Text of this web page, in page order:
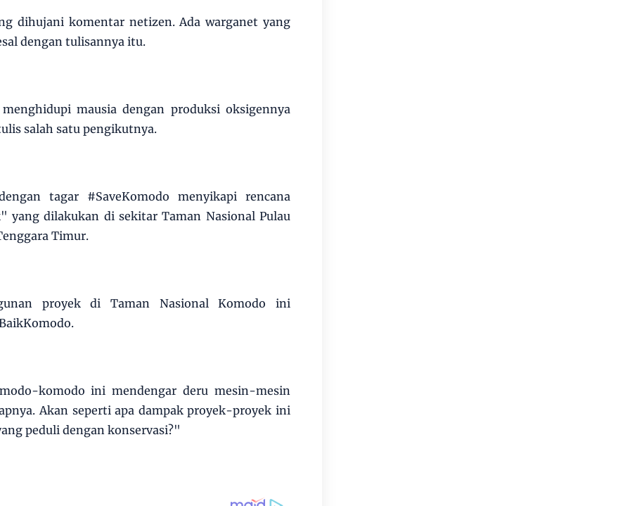
dihujani komentar netizen. Ada warganet yang
dengan tulisannya itu.
mausia dengan produksi oksigennya
salah satu pengikutnya.
tagar #SaveKomodo menyikapi rencana
yang dilakukan di sekitar Taman Nasional Pulau
Timur.
proyek di Taman Nasional Komodo ini
komodo ini mendengar deru mesin-mesin
Akan seperti apa dampak proyek-proyek ini
peduli dengan konservasi?"